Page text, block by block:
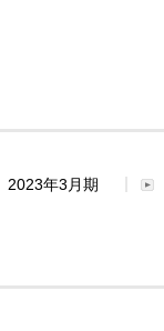
2023年3月期